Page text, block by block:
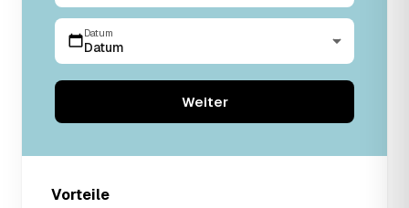
Datum
Datum
Weiter
Vorteile